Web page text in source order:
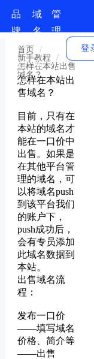
品
牌
保
护
域
名
资
讯
管
理
心
登
首页
/
新手教程
/
怎样在本站出售
域名？
怎样在本站出
售域名？
目前，只有在
本站的域名才
能在一口价中
出售。如果是
在其他平台管
理的域名，可
以将域名push
到该平台我们
的账户下，
push成功后，
会有专员添加
此域名数据到
本站。
出售域名流
程：
发布一口价
——填写域名
价格、简介等
——出售